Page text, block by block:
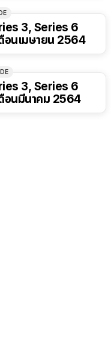
3, Series 6
อนเมษายน 2564
3, Series 6
อนมีนาคม 2564